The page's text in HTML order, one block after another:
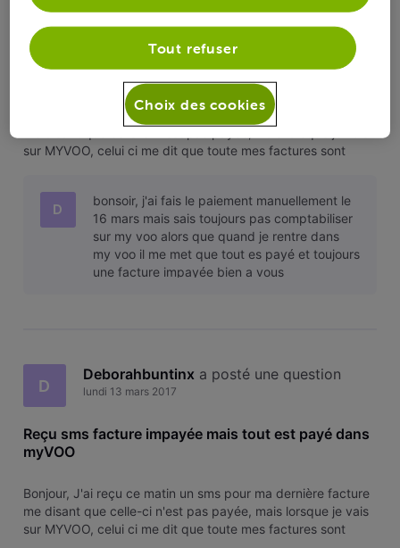
D
Reçu sms facture impayée mais tout est
payé dans myVOO
Bonjour, J'ai reçu ce matin un sms pour ma dernière facture
sur MYVOO, celui ci me dit que toute mes factures sont
D
bonsoir, j'ai fais le paiement manuellement le
16 mars mais sais toujours pas comptabiliser
sur my voo alors que quand je rentre dans
my voo il me met que tout es payé et toujours
une facture impayée bien a vous
D
Deborahbuntinx a posté une question
lundi 13 mars 2017
Reçu sms facture impayée mais tout est payé dans
myVOO
Bonjour, J'ai reçu ce matin un sms pour ma dernière facture
me disant que celle-ci n'est pas payée, mais lorsque je vais
sur MYVOO, celui ci me dit que toute mes factures sont
Tout refuser
Choix des cookies